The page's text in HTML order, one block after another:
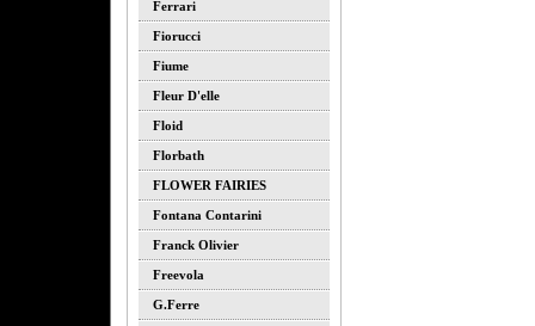
Ferrari
Fiorucci
Fiume
Fleur D'elle
Floid
Florbath
FLOWER FAIRIES
Fontana Contarini
Franck Olivier
Freevola
G.ferre